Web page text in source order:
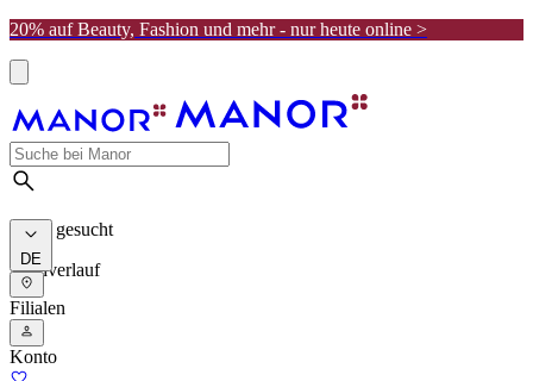
20% auf Beauty, Fashion und mehr - nur heute online >
Meist gesucht
Suchverlauf
DE
Filialen
Konto